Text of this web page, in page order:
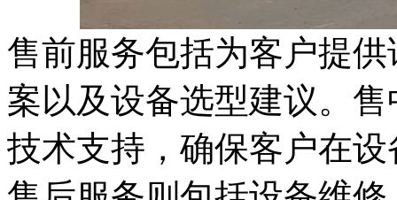
售前服务包括为客户提
案以及设备选型建议。
技术支持，确保客户在